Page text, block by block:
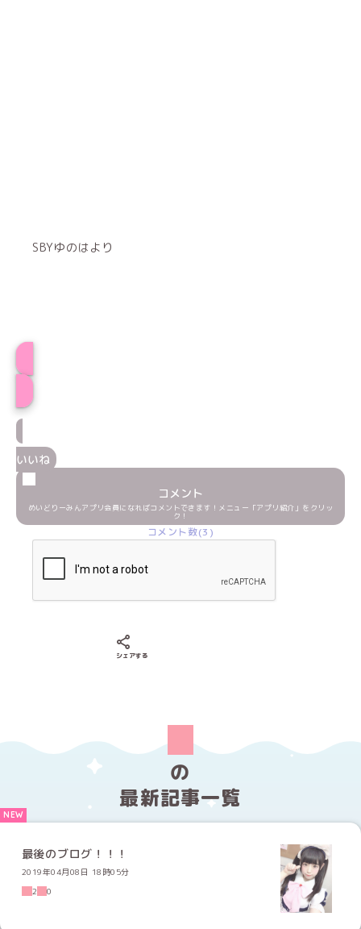
SBYゆのはより
いいね
コメント
めいどりーみんアプリ会員になればコメントできます！メニュー「アプリ紹介」をクリッ
ク！
コメント数(3)
シェアする
の
最新記事一覧
最後のブログ！！！
2019年04月08日 18時05分
2
0